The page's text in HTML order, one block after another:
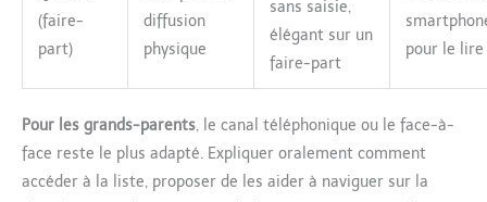
(faire-
part)
diffusion
physique
sans saisie,
élégant sur un
faire-part
pour le lire
Pour les grands-parents, le canal téléphonique ou le face-à-
face reste le plus adapté. Expliquer oralement comment
accéder à la liste, proposer de les aider à naviguer sur la